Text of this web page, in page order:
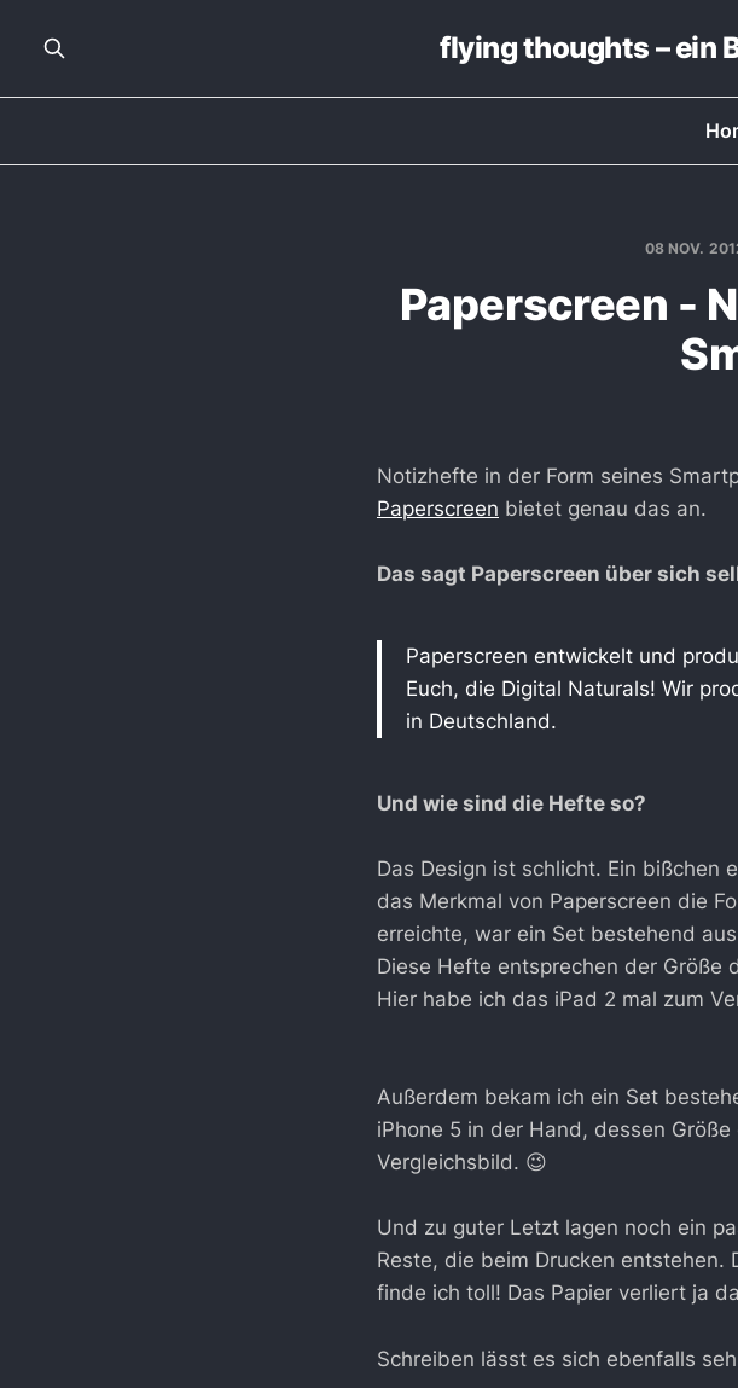
flying thoughts – ein
08 NOV.
Paperscreen -
Notizhefte in der Form seines
Paperscreen bietet genau das an.
Das sagt Paperscreen über sich
Paperscreen entwickelt und
Euch, die Digital Naturals! Wir
in Deutschland.
Und wie sind die Hefte so?
Das Design ist schlicht. Ein bißchen
das Merkmal von Paperscreen die
erreichte, war ein Set bestehend
Diese Hefte entsprechen der Größe
Hier habe ich das iPad 2 mal zum
Außerdem bekam ich ein Set
iPhone 5 in der Hand, dessen
Vergleichsbild. 😉
Und zu guter Letzt lagen noch ein
Reste, die beim Drucken entstehen.
finde ich toll! Das Papier verliert ja
Schreiben lässt es sich ebenfalls